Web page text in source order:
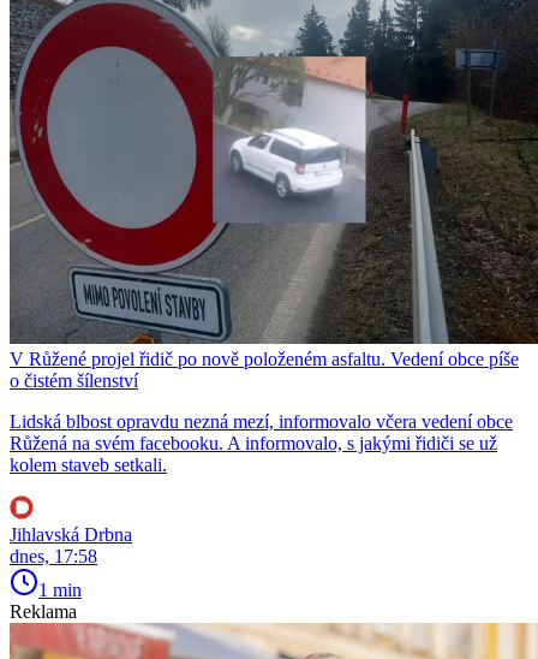
V Růžené projel řidič po nově položeném asfaltu. Vedení obce píše
o čistém šílenství
Lidská blbost opravdu nezná mezí, informovalo včera vedení obce
Růžená na svém facebooku. A informovalo, s jakými řidiči se už
kolem staveb setkali.
Jihlavská Drbna
dnes, 17:58
1 min
Reklama